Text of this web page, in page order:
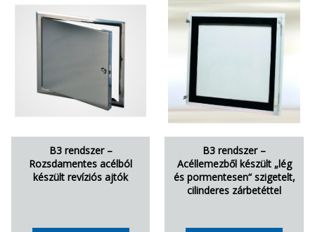
B3 rendszer –
Rozsdamentes acélból
készült revíziós ajtók
B3 rendszer –
Acéllemezből készült „lég
és pormentesen“ szigetelt,
cilinderes zárbetéttel